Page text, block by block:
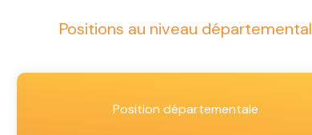
Positions au niveau départemental
Position départementale